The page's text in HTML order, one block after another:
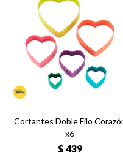
Cortantes Doble Filo
x6
$ 439